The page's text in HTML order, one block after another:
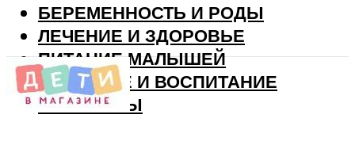
БЕРЕМЕННОСТЬ И РОДЫ
ЛЕЧЕНИЕ И ЗДОРОВЬЕ
ПИТАНИЕ МАЛЫШЕЙ
РАЗВИТИЕ И ВОСПИТАНИЕ
ВИТАМИНЫ